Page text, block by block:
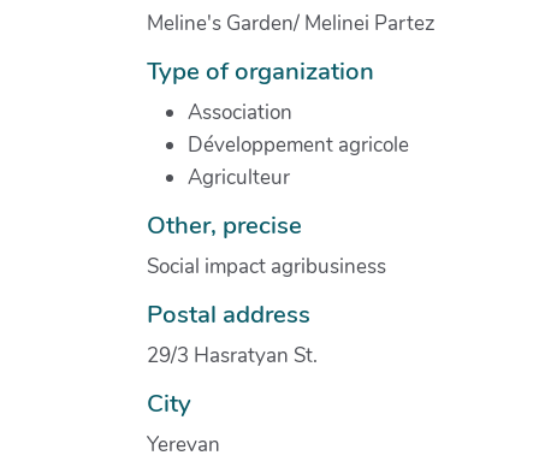
Meline's Garden/ Melinei Partez
Type of organization
Association
Développement agricole
Agriculteur
Other, precise
Social impact agribusiness
Postal address
29/3 Hasratyan St.
City
Yerevan